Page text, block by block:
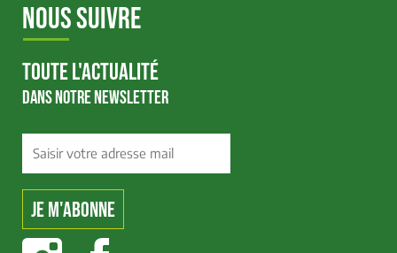
NOUS SUIVRE
TOUTE L'ACTUALITÉ
DANS NOTRE NEWSLETTER